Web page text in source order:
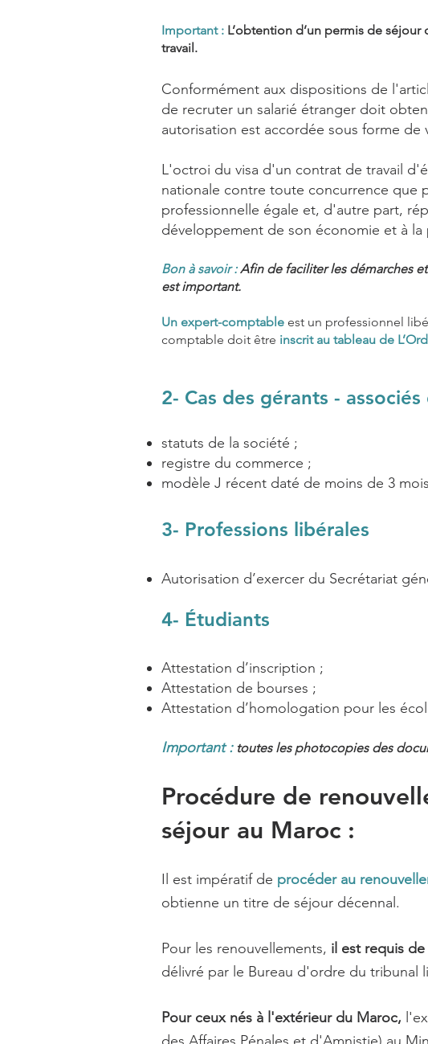
Important : L’obtention d’un permis de séjour
travail.
Conformément aux dispositions de
de recruter un salarié étranger doit
autorisation est accordée sous forme de
L'octroi du visa d'un contrat de travail
nationale contre toute concurrence que
professionnelle égale et, d'autre part,
développement de son économie et à
Bon à savoir : Afin de faciliter les démarches
est important.
Un expert-comptable est un professionnel
comptable doit être inscrit au tableau de
2- Cas des gérants -
statuts de la société ;
registre du commerce ;
modèle J récent daté de moins de 3
3- Professions libérales
Autorisation d’exercer du Secrétariat
4- Étudiants
Attestation d’inscription ;
Attestation de bourses ;
Attestation d’homologation pour les
Important :toutes les photocopies des
Procédure de
séjour au Maroc :
Il est impératif de procéder au
obtienne un titre de séjour décennal.
Pour les renouvellements, il est requis
délivré par le Bureau d'ordre du tribunal
Pour ceux nés à l'extérieur du Maroc,